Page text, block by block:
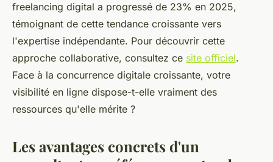
freelancing digital a progressé de 23% en 2025,
témoignant de cette tendance croissante vers
l'expertise indépendante. Pour découvrir cette
approche collaborative, consultez ce site officiel.
Face à la concurrence digitale croissante, votre
visibilité en ligne dispose-t-elle vraiment des
ressources qu'elle mérite ?
Les avantages concrets d'un